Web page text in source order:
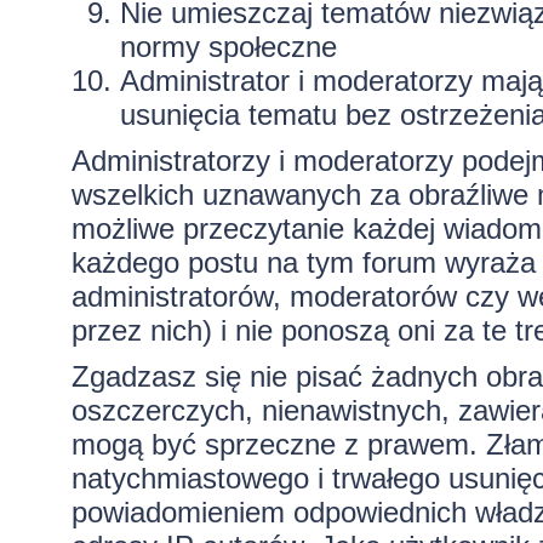
Nie umieszczaj tematów
normy społeczne
Administrator i moderatorzy
usunięcia tematu bez
Administratorzy i moderatorzy
wszelkich uznawanych za obraźliwe
możliwe przeczytanie każdej
każdego postu na tym forum
administratorów, moderatorów czy
przez nich) i nie ponoszą oni za te
Zgadzasz się nie pisać żadnych
oszczerczych, nienawistnych,
mogą być sprzeczne z prawem.
natychmiastowego i trwałego
powiadomieniem odpowiednich